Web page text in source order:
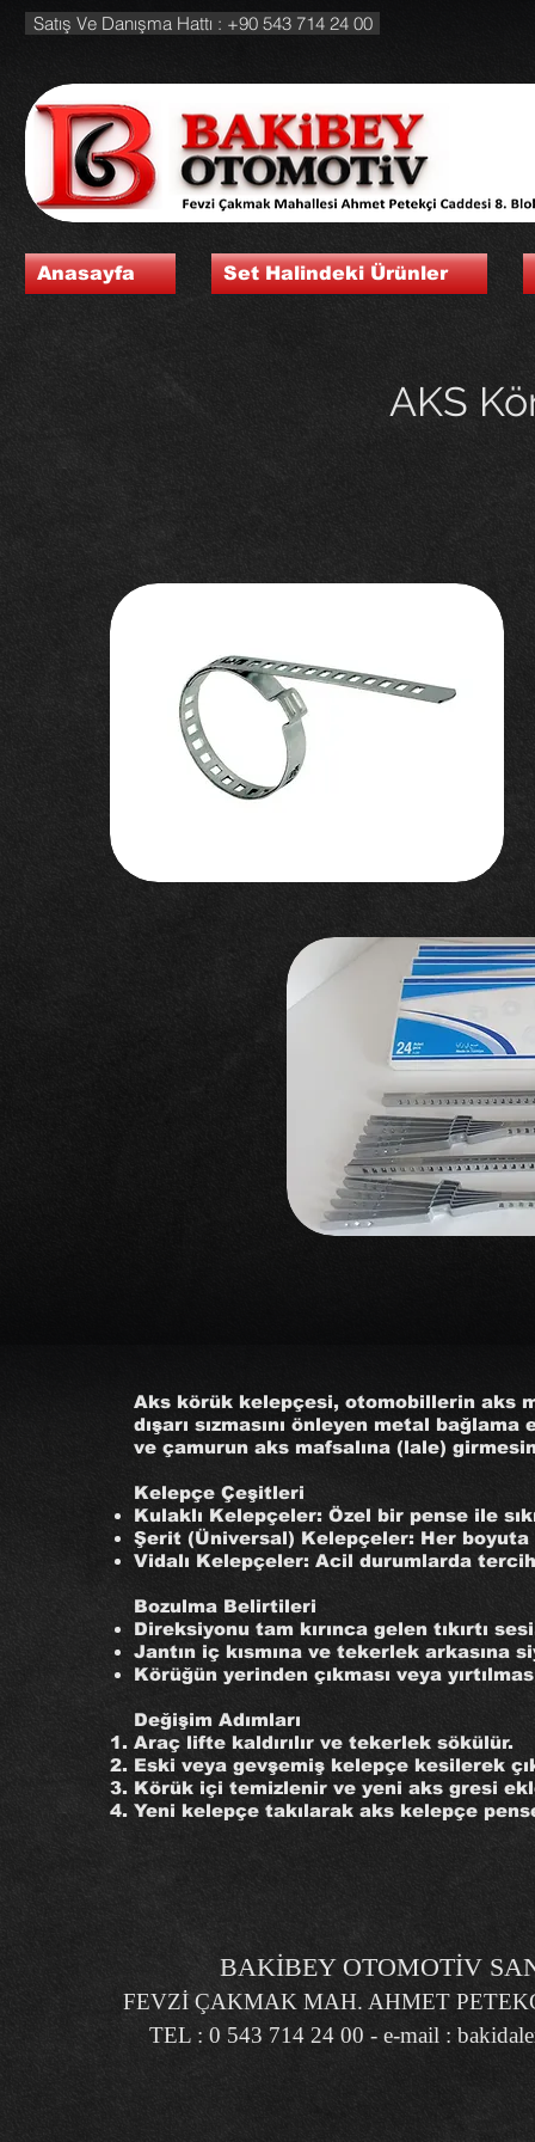
Satış Ve Danışma Hattı : +90 543 714 24 00
Anasayfa Set Halindeki Ürünler
AKS
Aks körük kelepçesi, otomobillerin aks
dışarı sızmasını önleyen metal
ve çamurun aks mafsalına (lale)
Kelepçe Çeşitleri
Kulaklı Kelepçeler: Özel bir pense ile
Şerit (Üniversal) Kelepçeler: Her
Vidalı Kelepçeler: Acil durumlarda
Bozulma Belirtileri
Direksiyonu tam kırınca gelen tıkırtı
Jantın iç kısmına ve tekerlek arkasına
Körüğün yerinden çıkması veya
Değişim Adımları
Araç lifte kaldırılır ve tekerlek sökülür.
Eski veya gevşemiş kelepçe kesilerek
Körük içi temizlenir ve yeni aks gresi
Yeni kelepçe takılarak aks kelepçe
BAKİBEY OTOMOTİV
FEVZİ ÇAKMAK MAH. AHMET
TEL : 0 543 714 24 00 - e-mail :